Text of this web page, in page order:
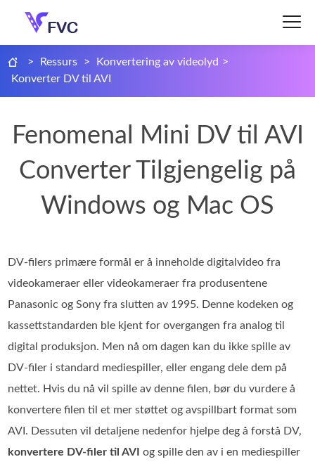
> Ressurs > Konvertering av videolyd >
Konverter DV til AVI
Fenomenal Mini DV til AVI
Converter Tilgjengelig på
Windows og Mac OS
DV-filers primære formål er å inneholde digitalvideo fra
videokameraer eller videokameraer fra produsentene
Panasonic og Sony fra slutten av 1995. Denne kodeken og
kassettstandarden ble kjent for overgangen fra analog til
digital produksjon. Men nå om dagen kan du ikke spille av
DV-filer i standard mediespiller, eller engang dele dem på
nettet. Hvis du nå vil spille av denne filen, bør du vurdere å
konvertere filen til et mer støttet og avspillbart format som
AVI. Dessuten vil detaljene nedenfor hjelpe deg å forstå DV,
konvertere DV-filer til AVI og spille den av i en mediespiller